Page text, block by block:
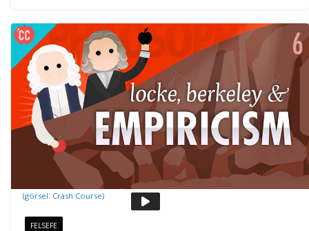
(görsel: Crash Course)
FELSEFE